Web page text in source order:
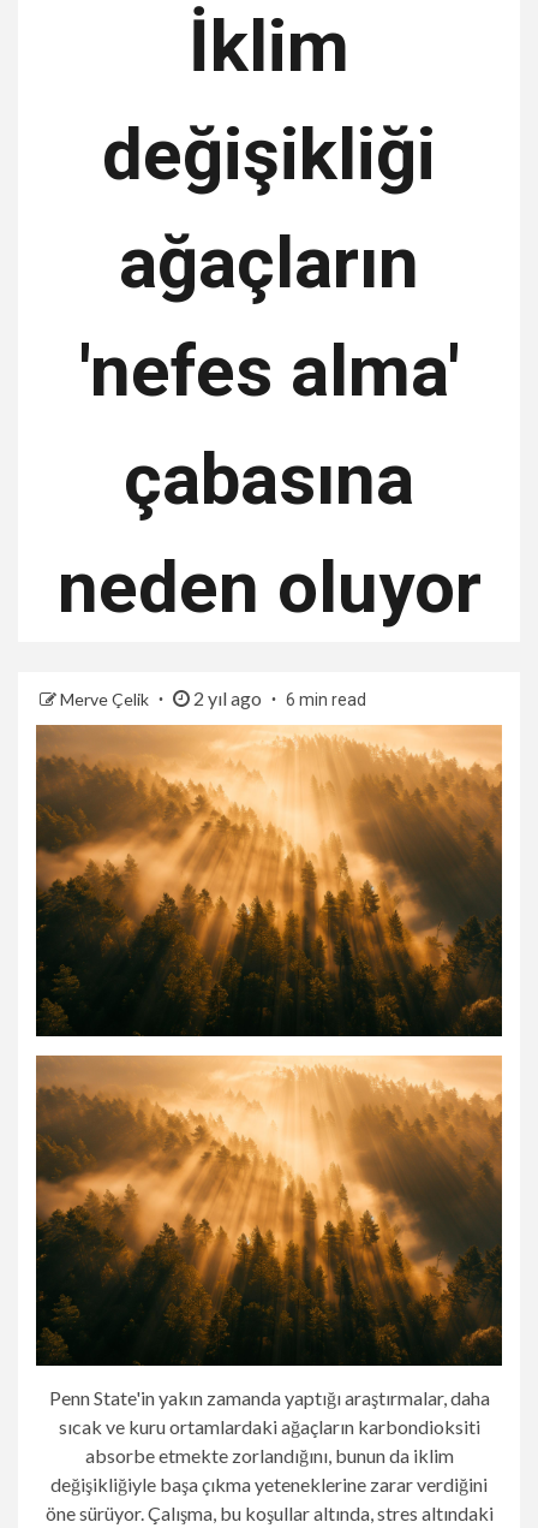
İklim
değişikliği
ağaçların
'nefes alma'
çabasına
neden oluyor
Merve Çelik 2 yıl ago 6 min read
Penn State'in yakın zamanda yaptığı araştırmalar, daha
sıcak ve kuru ortamlardaki ağaçların karbondioksiti
absorbe etmekte zorlandığını, bunun da iklim
değişikliğiyle başa çıkma yeteneklerine zarar verdiğini
öne sürüyor. Çalışma, bu koşullar altında, stres altındaki